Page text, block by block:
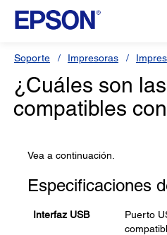
Soporte Impresoras
¿Cuáles son
compatibles
Vea a continuación.
Especificaciones
Interfaz USB
Puerto